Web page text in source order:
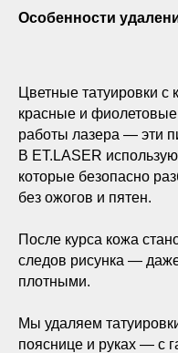
Особенности
Цветные татуировки с
красные и фиолетовые
работы лазера — эти
В ET.LASER
которые безопасно
без ожогов и пятен.
После курса кожа
следов рисунка —
плотными.
Мы удаляем
пояснице и руках — с